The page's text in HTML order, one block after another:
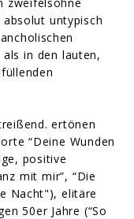
untypisch
in den lauten,
ertönen
“Deine Wunden
positive
mit mir”, “Die
Nacht"), elitäre
50er Jahre (“So